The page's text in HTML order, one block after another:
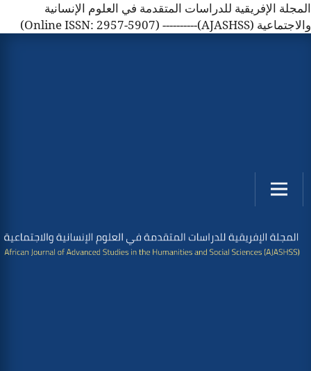
المجلة الإفريقية للدراسات المتقدمة في العلوم الإنسانية
والاجتماعية (AJASHSS)---------- (Online ISSN: 2957-5907)